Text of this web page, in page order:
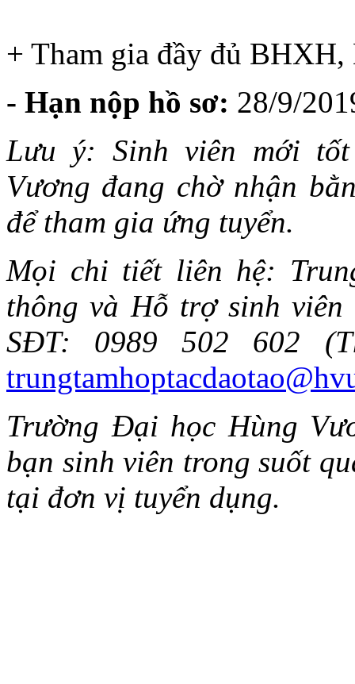
+ Tham gia đầy đủ
- Hạn nộp hồ sơ: 28/9/
Lưu ý: Sinh viên mới
Vương đang chờ nhận
để tham gia ứng tuyển.
Mọi chi tiết liên hệ:
thông và Hỗ trợ sinh
SĐT: 0989 502 602
Trường Đại học Hùng
bạn sinh viên trong suốt
tại đơn vị tuyển dụng.